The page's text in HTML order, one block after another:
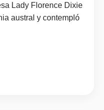
Lady Florence Dixie
austral y contempló